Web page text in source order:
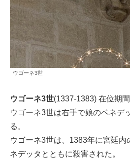
ウゴーネ3世
ウゴーネ3世(1337-1383) 在位期
ウゴーネ3世は右手で娘のベネデ
る。
ウゴーネ3世は、1383年に宮廷内
ネデッタとともに殺害された。